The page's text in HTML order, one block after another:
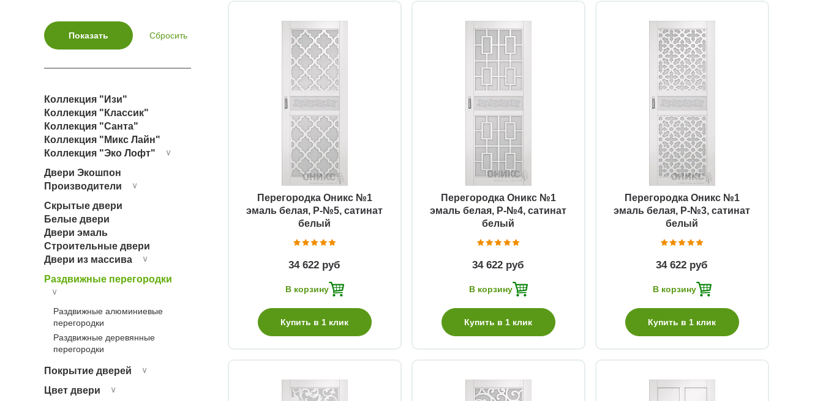
триплекс черный
Коллекция "Изи"
Коллекция "Классик"
Коллекция "Санта"
Коллекция "Микс Лайн"
Коллекция "Эко Лофт"
∨
Двери Экошпон
Производители
∨
Скрытые двери
Белые двери
Двери эмаль
Строительные двери
Двери из массива
∨
Раздвижные перегородки
∨
Раздвижные алюминиевые
перегородки
Раздвижные деревянные
перегородки
Покрытие дверей ∨
Цвет двери ∨
Перегородка Оникс №1
эмаль белая, Р-№5, сатинат
белый
Быстрый просмотр
34 622 руб
В корзину
Купить в 1 клик
Перегородка Оникс №1
эмаль белая, Р-№4, сатинат
белый
Быстрый просмотр
34 622 руб
В корзину
Купить в 1 клик
Перегородка Оникс №1
эмаль белая, Р-№3, сатинат
белый
Быстрый просмотр
34 622 руб
В корзину
Купить в 1 клик